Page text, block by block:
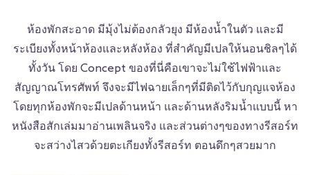
ห้องพักสะอาด มีมุ้งไม่ต้องกลัวยุง มีห้องน้ำในตัว และมี
ระเบียงทั้งหน้าห้องและหลังห้อง ที่สำคัญมีเปลให้นอนชิลๆได้
ทั้งวัน โดย Concept ของที่นี่คือเขาจะไม่ใช้ไฟฟ้าและ
สัญญาณโทรศัพท์ จึงจะมีไฟฉายเล็กๆที่มีติดไว้กับกุญแจห้อง
โดยทุกห้องพักจะมีเปลด้านหน้า และด้านหลังริมน้ำแบบนี้ หา
หนังสือสักเล่มมาอ่านเพลินจริง และส่วนต่างๆของทางรีสอร์ท
จะสว่างไสวด้วยตะเกียงทั้งรีสอร์ท ตอนดึกๆสวยมาก